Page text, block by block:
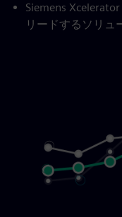
Siemens
リードするソリュ